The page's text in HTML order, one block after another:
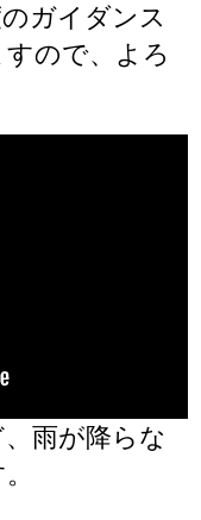
ガイダンス
ので、よろ
雨が降らな